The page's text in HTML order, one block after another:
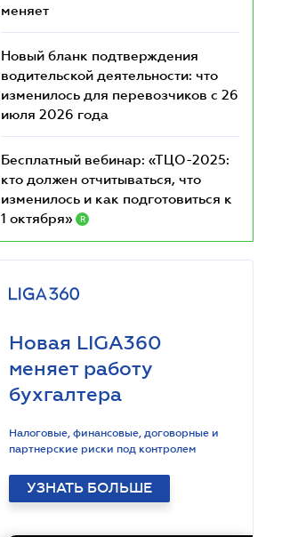
меняет
Новый бланк подтверждения
водительской деятельности: что
изменилось для перевозчиков с 26
июля 2026 года
Бесплатный вебинар: «ТЦО-2025:
кто должен отчитываться, что
изменилось и как подготовиться к
1 октября»
R
Новая LIGA360
меняет работу
бухгалтера
Налоговые, финансовые, договорные и
партнерские риски под контролем
УЗНАТЬ БОЛЬШЕ